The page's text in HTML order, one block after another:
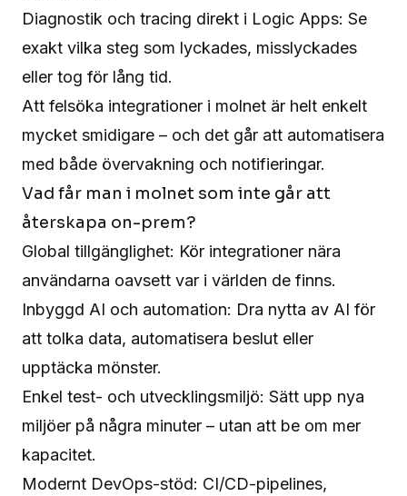
Diagnostik och tracing direkt i Logic Apps: Se
exakt vilka steg som lyckades, misslyckades
eller tog för lång tid.
Att felsöka integrationer i molnet är helt enkelt
mycket smidigare – och det går att automatisera
med både övervakning och notifieringar.
Vad får man i molnet som inte går att
återskapa on-prem?
Global tillgänglighet: Kör integrationer nära
användarna oavsett var i världen de finns.
Inbyggd AI och automation: Dra nytta av AI för
att tolka data, automatisera beslut eller
upptäcka mönster.
Enkel test- och utvecklingsmiljö: Sätt upp nya
miljöer på några minuter – utan att be om mer
kapacitet.
Modernt DevOps-stöd: CI/CD-pipelines,